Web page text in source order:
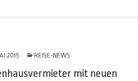
2015 REISE-NEWS
mit neuen